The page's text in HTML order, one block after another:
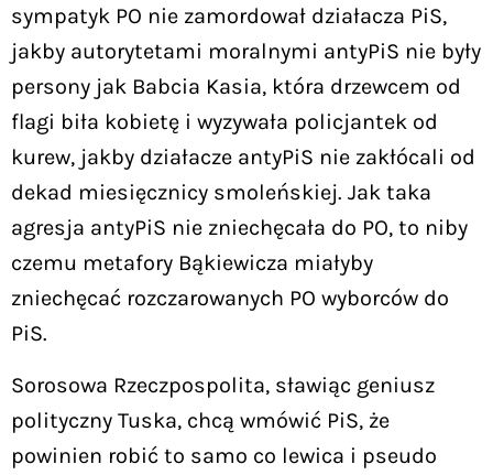
sympatyk PO nie zamordował działacza PiS,
jakby autorytetami moralnymi antyPiS nie były
persony jak Babcia Kasia, która drzewcem od
flagi biła kobietę i wyzywała policjantek od
kurew, jakby działacze antyPiS nie zakłócali od
dekad miesięcznicy smoleńskiej. Jak taka
agresja antyPiS nie zniechęcała do PO, to niby
czemu metafory Bąkiewicza miałyby
zniechęcać rozczarowanych PO wyborców do
PiS.
Sorosowa Rzeczpospolita, sławiąc geniusz
polityczny Tuska, chcą wmówić PiS, że
powinien robić to samo co lewica i pseudo